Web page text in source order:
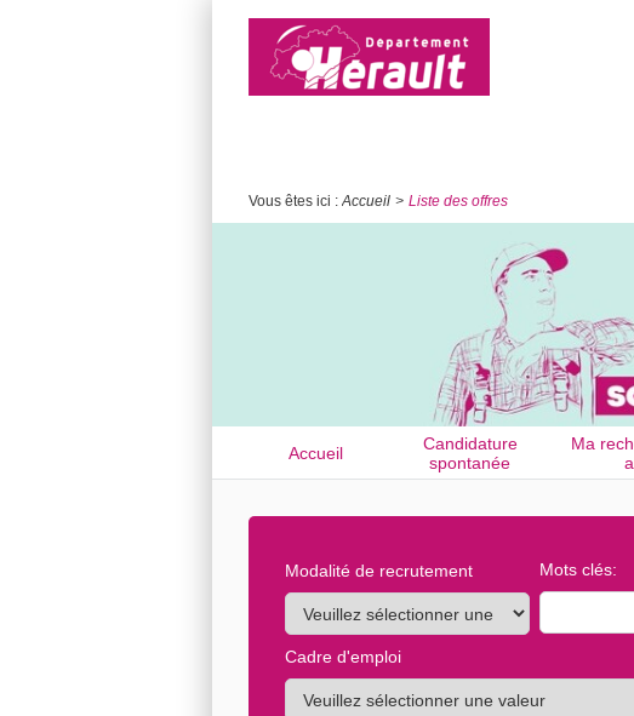
Vous êtes ici : Accueil Liste des offres
Accueil
Candidature
spontanée
Ma
Modalité de recrutement Mots clés:
Cadre d'emploi